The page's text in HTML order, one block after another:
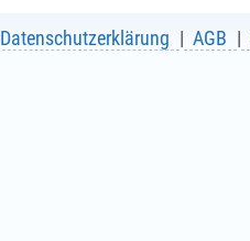
Datenschutzerklärung AGB